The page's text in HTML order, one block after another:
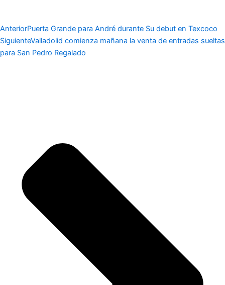
AnteriorPuerta Grande para André durante Su debut en Texcoco
SiguienteValladolid comienza mañana la venta de entradas sueltas
para San Pedro Regalado